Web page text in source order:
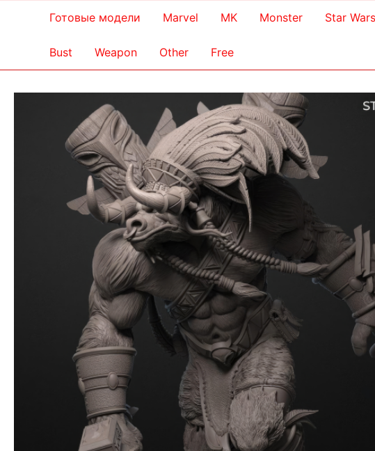
Готовые модели Marvel MK Monster Star Wars
Bust Weapon Other Free